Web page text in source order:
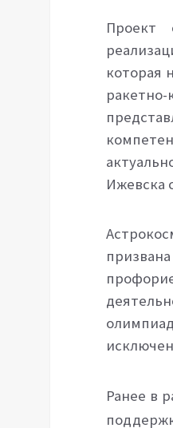
Проект
которая
Ижевска
Ранее в